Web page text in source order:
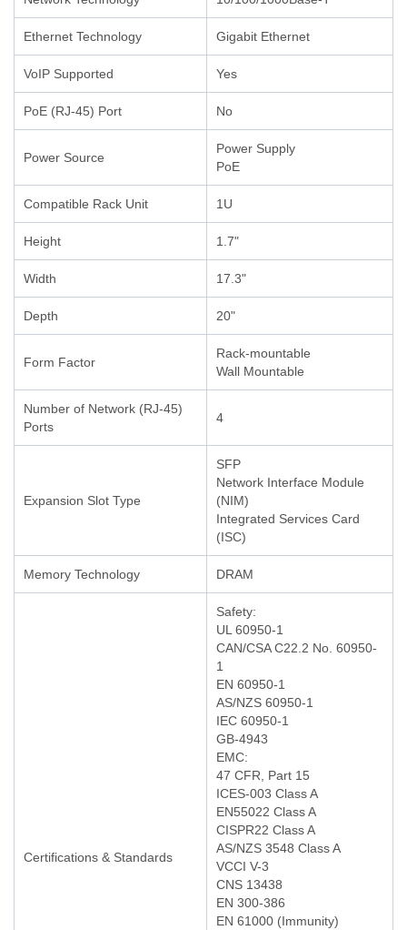
Ethernet Technology Gigabit Ethernet
VoIP Supported Yes
PoE (RJ-45) Port No
Power Source
Power Supply
PoE
Compatible Rack Unit 1U
Height 1.7"
Width 17.3"
Depth 20"
Form Factor
Rack-mountable
Wall Mountable
Number of Network (RJ-45)
Ports
4
Expansion Slot Type
SFP
Network Interface Module
(NIM)
Integrated Services Card
(ISC)
Memory Technology DRAM
Certifications & Standards
Safety:
UL 60950-1
CAN/CSA C22.2 No. 60950-
1
EN 60950-1
AS/NZS 60950-1
IEC 60950-1
GB-4943
EMC:
47 CFR, Part 15
ICES-003 Class A
EN55022 Class A
CISPR22 Class A
AS/NZS 3548 Class A
VCCI V-3
CNS 13438
EN 300-386
EN 61000 (Immunity)